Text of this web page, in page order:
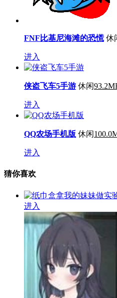
FNF比基尼海滩的恐慌 休
进入
侠盗飞车5手游 休闲
进入
QQ农场手机版 休闲
进入
猜你喜欢
进入